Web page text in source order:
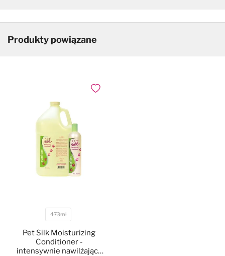
Produkty powiązane
Pojemność
473ml
Pet Silk Moisturizing
Conditioner -
intensywnie nawilżająca
Dodaj do ulubionych